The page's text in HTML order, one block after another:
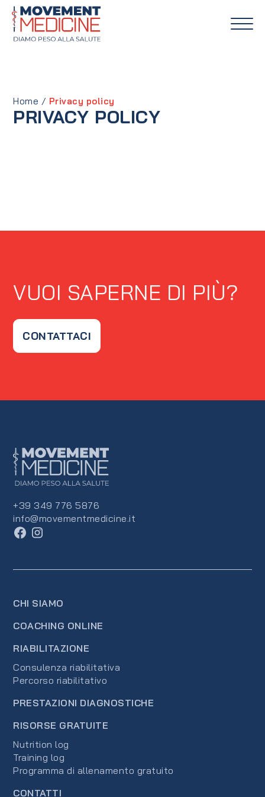
Home / Privacy policy
PRIVACY POLICY
VUOI SAPERNE DI PIÙ?
CONTATTACI
+39 349 776 5876
info@movementmedicine.it
CHI SIAMO
COACHING ONLINE
RIABILITAZIONE
Consulenza riabilitativa
Percorso riabilitativo
PRESTAZIONI DIAGNOSTICHE
RISORSE GRATUITE
Nutrition log
Training log
Programma di allenamento gratuito
CONTATTI